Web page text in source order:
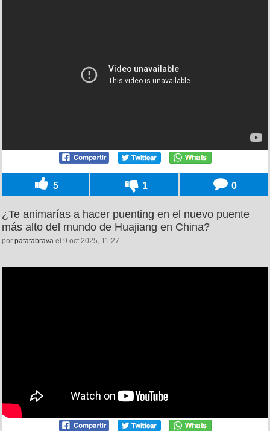
5 1 0
¿Te animarías a hacer puenting en el nuevo puente
más alto del mundo de Huajiang en China?
por patatabrava el 9 oct 2025, 11:27